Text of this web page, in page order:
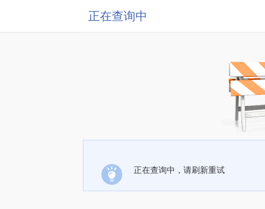
正在查询中
正在查询中，请刷新重试